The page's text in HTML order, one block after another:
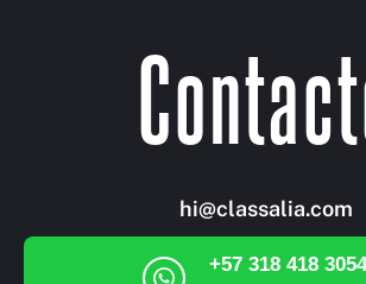
hi@classalia.com
+57 318 418 3054